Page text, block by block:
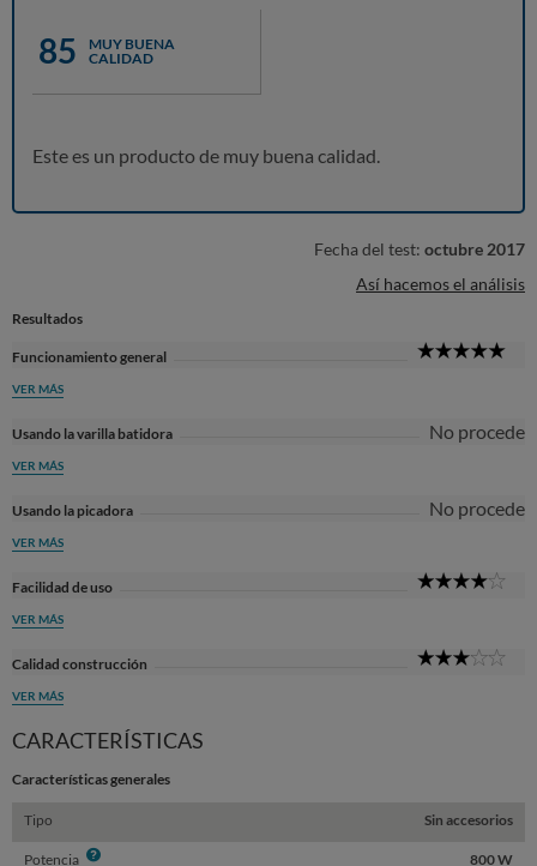
85
MUY BUENA
CALIDAD
Este es un producto de muy buena calidad.
Fecha del test: octubre 2017
Así hacemos el análisis
Resultados
Funcionamiento general
VER MÁS
Usando la varilla batidora No procede
VER MÁS
Usando la picadora No procede
VER MÁS
Facilidad de uso
VER MÁS
Calidad construcción
VER MÁS
CARACTERÍSTICAS
Características generales
Tipo Sin accesorios
Potencia Info 800 W